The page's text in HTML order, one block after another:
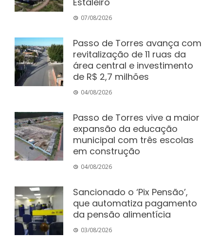
07/08/2026
Passo de Torres avança com
revitalização de 11 ruas da
área central e investimento
de R$ 2,7 milhões
04/08/2026
Passo de Torres vive a maior
expansão da educação
municipal com três escolas
em construção
04/08/2026
Sancionado o ‘Pix Pensão’,
que automatiza pagamento
da pensão alimentícia
03/08/2026